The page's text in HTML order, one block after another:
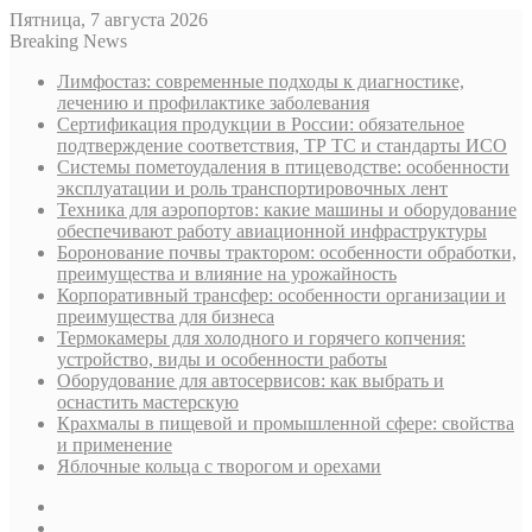
Пятница, 7 августа 2026
Breaking News
Лимфостаз: современные подходы к диагностике,
лечению и профилактике заболевания
Сертификация продукции в России: обязательное
подтверждение соответствия, ТР ТС и стандарты ИСО
Системы пометоудаления в птицеводстве: особенности
эксплуатации и роль транспортировочных лент
Техника для аэропортов: какие машины и оборудование
обеспечивают работу авиационной инфраструктуры
Боронование почвы трактором: особенности обработки,
преимущества и влияние на урожайность
Корпоративный трансфер: особенности организации и
преимущества для бизнеса
Термокамеры для холодного и горячего копчения:
устройство, виды и особенности работы
Оборудование для автосервисов: как выбрать и
оснастить мастерскую
Крахмалы в пищевой и промышленной сфере: свойства
и применение
Яблочные кольца с творогом и орехами